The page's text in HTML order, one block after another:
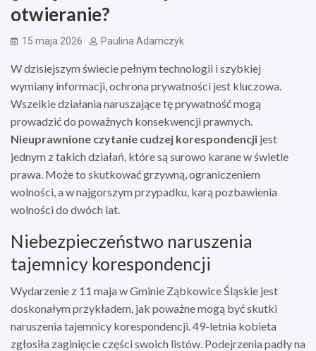
otwieranie?
15 maja 2026 Paulina Adamczyk
W dzisiejszym świecie pełnym technologii i szybkiej
wymiany informacji, ochrona prywatności jest kluczowa.
Wszelkie działania naruszające tę prywatność mogą
prowadzić do poważnych konsekwencji prawnych.
Nieuprawnione czytanie cudzej korespondencji jest
jednym z takich działań, które są surowo karane w świetle
prawa. Może to skutkować grzywną, ograniczeniem
wolności, a w najgorszym przypadku, karą pozbawienia
wolności do dwóch lat.
Niebezpieczeństwo naruszenia
tajemnicy korespondencji
Wydarzenie z 11 maja w Gminie Ząbkowice Śląskie jest
doskonałym przykładem, jak poważne mogą być skutki
naruszenia tajemnicy korespondencji. 49-letnia kobieta
zgłosiła zaginięcie części swoich listów. Podejrzenia padły na